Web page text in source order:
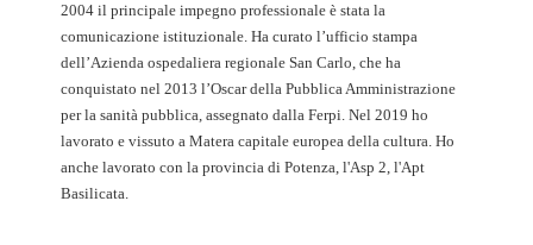
2004 il principale impegno professionale è stata la
comunicazione istituzionale. Ha curato l’ufficio stampa
dell’Azienda ospedaliera regionale San Carlo, che ha
conquistato nel 2013 l’Oscar della Pubblica Amministrazione
per la sanità pubblica, assegnato dalla Ferpi. Nel 2019 ho
lavorato e vissuto a Matera capitale europea della cultura. Ho
anche lavorato con la provincia di Potenza, l'Asp 2, l'Apt
Basilicata.